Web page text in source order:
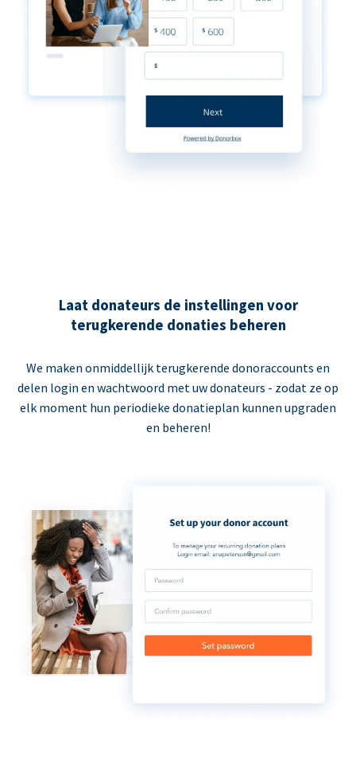
Laat donateurs de instellingen voor
terugkerende donaties beheren
We maken onmiddellijk terugkerende donoraccounts en
delen login en wachtwoord met uw donateurs - zodat ze op
elk moment hun periodieke donatieplan kunnen upgraden
en beheren!